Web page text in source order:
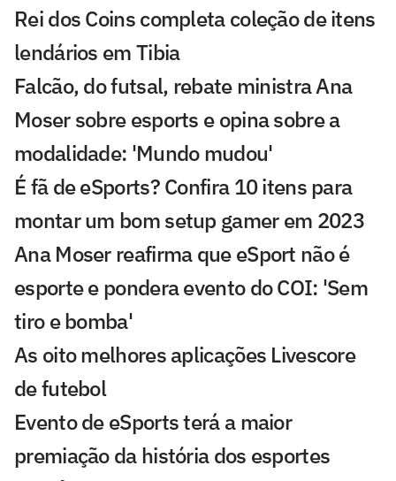
Rei dos Coins completa coleção de itens
lendários em Tibia
Falcão, do futsal, rebate ministra Ana
Moser sobre esports e opina sobre a
modalidade: 'Mundo mudou'
É fã de eSports? Confira 10 itens para
montar um bom setup gamer em 2023
Ana Moser reafirma que eSport não é
esporte e pondera evento do COI: 'Sem
tiro e bomba'
As oito melhores aplicações Livescore
de futebol
Evento de eSports terá a maior
premiação da história dos esportes